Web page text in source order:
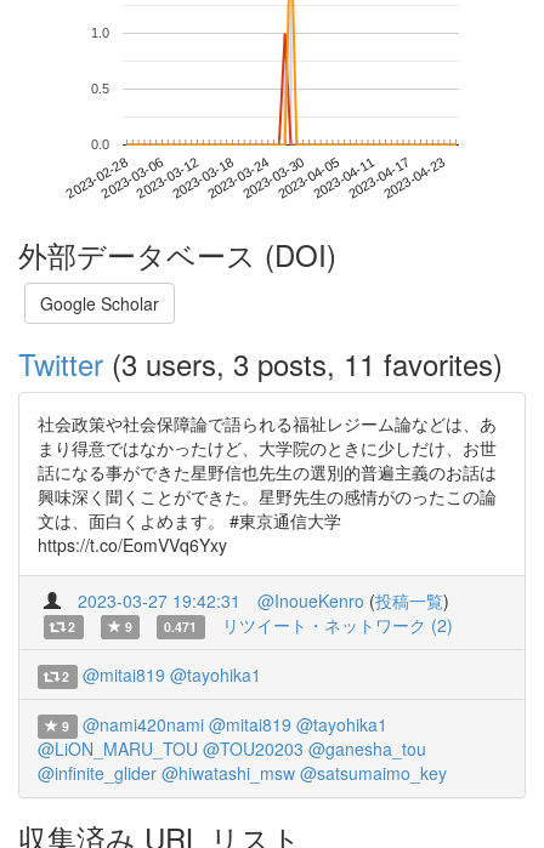
2023-02-282023-03-062023-03-122023-03-182023-03-242023-03-302023-04-052023-04-112023-04-172023-04-23
0.0
0.5
1.0
外部データベース (DOI)
Google Scholar
Twitter (3 users, 3 posts, 11 favorites)
社会政策や社会保障論で語られる福祉レジーム論などは、あ
まり得意ではなかったけど、大学院のときに少しだけ、お世
話になる事ができた星野信也先生の選別的普遍主義のお話は
興味深く聞くことができた。星野先生の感情がのったこの論
文は、面白くよめます。 #東京通信大学
https://t.co/EomVVq6Yxy
2023-03-27 19:42:31 @InoueKenro (投稿一覧)
2 9 0.471 リツイート・ネットワーク (2)
2 @mitai819 @tayohika1
9 @nami420nami @mitai819 @tayohika1
@LiON_MARU_TOU @TOU20203 @ganesha_tou
@infinite_glider @hiwatashi_msw @satsumaimo_key
収集済み URL リスト